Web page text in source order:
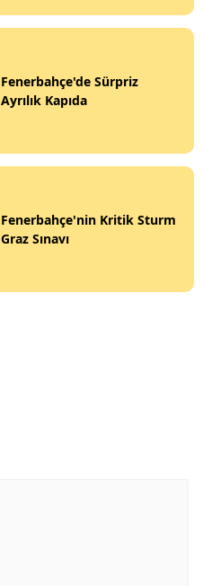
Fenerbahçe'de Sürpriz
Ayrılık Kapıda
Fenerbahçe'nin Kritik Sturm
Graz Sınavı